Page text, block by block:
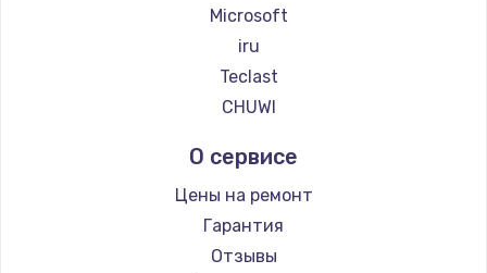
Microsoft
iru
Teclast
CHUWI
О сервисе
Цены на ремонт
Гарантия
Отзывы